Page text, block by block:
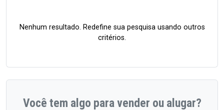
Nenhum resultado. Redefine sua pesquisa usando outros
critérios.
Você tem algo para vender ou alugar?